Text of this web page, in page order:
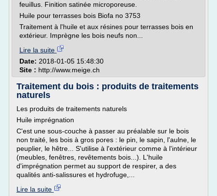
feuillus. Finition satinée microporeuse.
Huile pour terrasses bois Biofa no 3753
Traitement à l'huile et aux résines pour terrasses bois en
extérieur. Imprègne les bois neufs non...
Lire la suite
Date: 2018-01-05 15:48:30
Site : http://www.meige.ch
Traitement du bois : produits de traitements
naturels
Les produits de traitements naturels
Huile imprégnation
C'est une sous-couche à passer au préalable sur le bois
non traité, les bois à gros pores : le pin, le sapin, l'aulne, le
peuplier, le hêtre... S'utilise à l'extérieur comme à l'intérieur
(meubles, fenêtres, revêtements bois...). L'huile
d'imprégnation permet au support de respirer, a des
qualités anti-salissures et hydrofuge,...
Lire la suite